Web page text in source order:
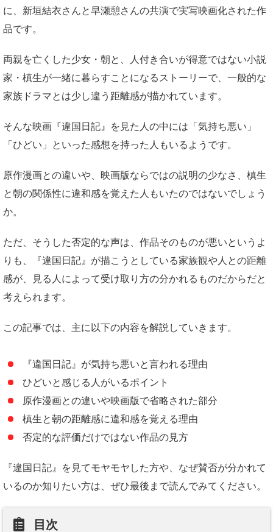
に、新垣結衣さんと早瀬憩さんの共演で実写映画化された作
品です。
両親を亡くした少女・朝と、人付き合いが得意ではない小説
家・槙生が一緒に暮らすことになるストーリーで、一般的な
家族ドラマとは少し違う距離感が描かれています。
そんな映画『違国日記』を見た人の中には「気持ち悪い」
「ひどい」といった感想を持った人もいるようです。
原作漫画との違いや、映画版ならではの説明の少なさ、槙生
と朝の関係性に違和感を覚えた人もいたのではないでしょう
か。
ただ、そうした否定的な声は、作品そのものが悪いというよ
りも、『違国日記』が描こうとしている家族観や人との距離
感が、見る人によって受け取り方の分かれるものだからだと
考えられます。
この記事では、主に以下の内容を解説していきます。
『違国日記』が気持ち悪いと言われる理由
ひどいと感じる人がいるポイント
原作漫画との違いや映画版で省略された部分
槙生と朝の距離感に違和感を覚える理由
否定的な評価だけではない作品の見方
『違国日記』を見てモヤモヤした方や、なぜ賛否が分かれて
いるのか知りたい方は、ぜひ最後まで読んでみてください。
目次